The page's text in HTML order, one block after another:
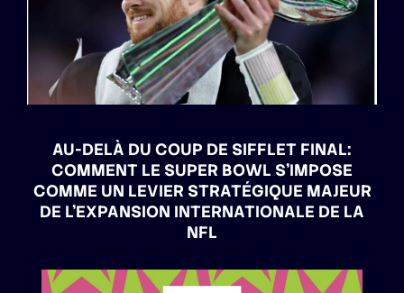
AU-DELÀ DU COUP DE SIFFLET FINAL:
COMMENT LE SUPER BOWL S’IMPOSE
COMME UN LEVIER STRATÉGIQUE MAJEUR
DE L’EXPANSION INTERNATIONALE DE LA
NFL